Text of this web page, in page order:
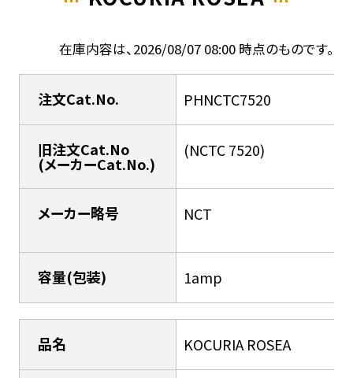
在庫内容は、2026/08/07 08:00 時点のものです。
注文Cat.No. PHNCTC7520
旧注文Cat.No
(メーカーCat.No.)
(NCTC 7520)
メーカー略号 NCT
容量(包装) 1amp
品名 KOCURIA ROSEA